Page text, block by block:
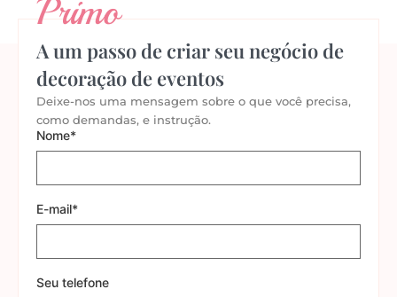
Primo
A um passo de criar seu negócio de
decoração de eventos
Deixe-nos uma mensagem sobre o que você precisa,
como demandas, e instrução.
Nome*
E-mail*
Seu telefone